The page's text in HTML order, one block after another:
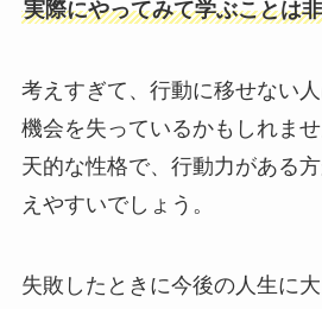
実際にやってみて学ぶことは
考えすぎて、行動に移せない
機会を失っているかもしれま
天的な性格で、行動力がある
えやすいでしょう。
失敗したときに今後の人生に